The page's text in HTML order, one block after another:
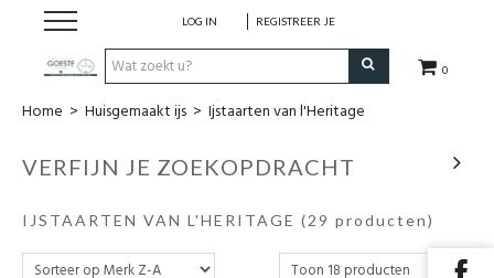
0
LOG IN REGISTREER JE
HOME
Restaurant
Home > Huisgemaakt ijs > Ijstaarten van l'Heritage
VERFIJN JE ZOEKOPDRACHT
IJSTAARTEN VAN L'HERITAGE (29 producten)